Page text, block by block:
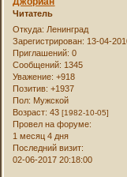
Читатель
Откуда: Ленинград
Зарегистрирован: 13-04-
Приглашений: 0
Сообщений: 1345
Уважение: +918
Позитив: +1937
Пол: Мужской
Возраст: 43[1982-10-05]
Провел на форуме:
1 месяц 4 дня
Последний визит:
02-06-2017 20:18:00